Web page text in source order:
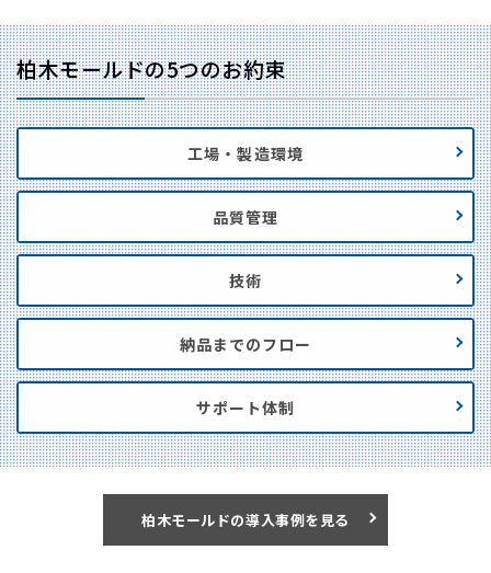
柏木モールドの5つのお約束
工場・製造環境
品質管理
技術
納品までのフロー
サポート体制
柏木モールドの導入事例を見る